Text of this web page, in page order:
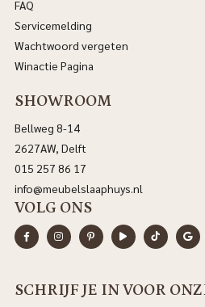
FAQ
Servicemelding
Wachtwoord vergeten
Winactie Pagina
SHOWROOM
Bellweg 8-14
2627AW, Delft
015 257 86 17
info@meubelslaaphuys.nl
VOLG ONS
SCHRIJF JE IN VOOR